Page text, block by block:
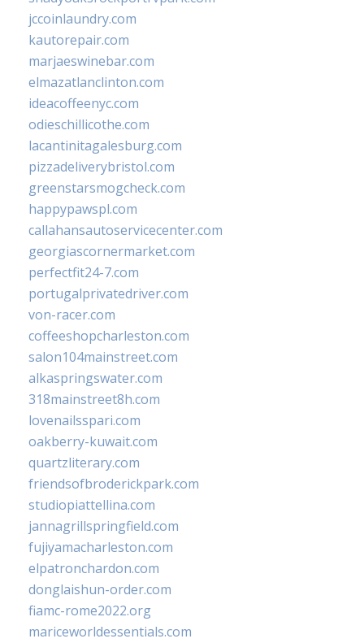
jccoinlaundry.com
kautorepair.com
marjaeswinebar.com
elmazatlanclinton.com
ideacoffeenyc.com
odieschillicothe.com
lacantinitagalesburg.com
pizzadeliverybristol.com
greenstarsmogcheck.com
happypawspl.com
callahansautoservicecenter.com
georgiascornermarket.com
perfectfit24-7.com
portugalprivatedriver.com
von-racer.com
coffeeshopcharleston.com
salon104mainstreet.com
alkaspringswater.com
318mainstreet8h.com
lovenailsspari.com
oakberry-kuwait.com
quartzliterary.com
friendsofbroderickpark.com
studiopiattellina.com
jannagrillspringfield.com
fujiyamacharleston.com
elpatronchardon.com
donglaishun-order.com
fiamc-rome2022.org
mariceworldessentials.com